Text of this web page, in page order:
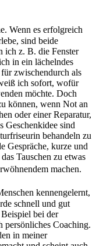
Wenn es erfolgreich
sind beide
ich z. B. die Fenster
in ein lächelndes
zwischendurch als
ich sofort, wofür
möchte. Doch
können, wenn Not an
oder einer Reparatur,
Geschenkidee sind
behandeln zu
Gespräche, kurze und
Tauschen zu etwas
machen.
kennengelernt,
schnell und gut
bei der
persönliches Coaching.
in meiner